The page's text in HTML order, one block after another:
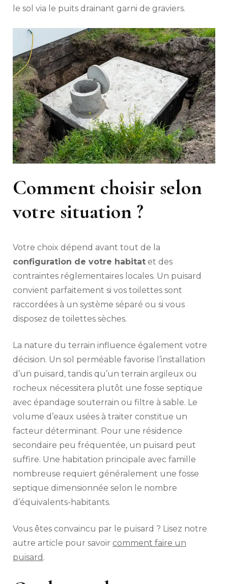
le sol via le puits drainant garni de graviers.
Comment choisir selon
votre situation ?
Votre choix dépend avant tout de la
configuration de votre habitat et des
contraintes réglementaires locales. Un puisard
convient parfaitement si vos toilettes sont
raccordées à un système séparé ou si vous
disposez de toilettes sèches.
La nature du terrain influence également votre
décision. Un sol perméable favorise l’installation
d’un puisard, tandis qu’un terrain argileux ou
rocheux nécessitera plutôt une fosse septique
avec épandage souterrain ou filtre à sable. Le
volume d’eaux usées à traiter constitue un
facteur déterminant. Pour une résidence
secondaire peu fréquentée, un puisard peut
suffire. Une habitation principale avec famille
nombreuse requiert généralement une fosse
septique dimensionnée selon le nombre
d’équivalents-habitants.
Vous êtes convaincu par le puisard ? Lisez notre
autre article pour savoir comment faire un
puisard .